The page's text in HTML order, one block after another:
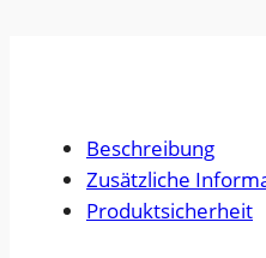
Beschreibung
Zusätzliche
Produktsicherheit